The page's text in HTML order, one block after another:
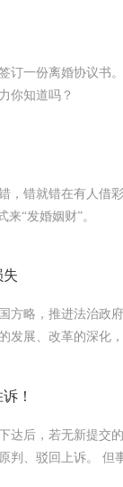
一份离婚协议书。
你知道吗？
，错就错在有人借
“发婚姻财”。
失
方略，推进法治政
发展、改革的深化
！
达后，若无新提交
判、驳回上诉。 但